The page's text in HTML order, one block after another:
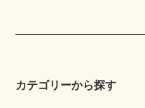
カテゴリーから探す